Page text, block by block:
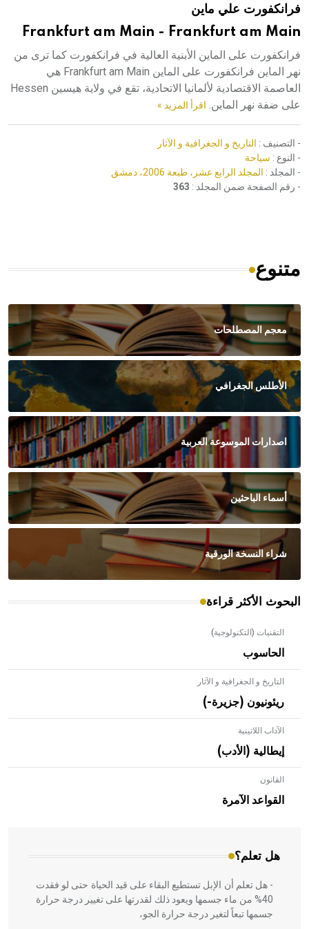
هيئة الموسوعة العربية تطلق موسوعات جديدة في عام 2026
فرانكفورت علي ماين
Frankfurt am Main - Frankfurt am Main
فرانكفورت على الماين الأبنية العالية في فرانكفورت كما ترى من
نهر الماين فرانكفورت على الماين Frankfurt am Main هي
العاصمة الاقتصادية لألمانيا الاتحادية، تقع في ولاية هيسين Hessen
على ضفة نهر الماين. اقرأ المزيد »
- التصنيف : التاريخ و الجغرافية و الآثار
- النوع : سياحة
- المجلد : المجلد الرابع عشر، طبعة 2006، دمشق
- رقم الصفحة ضمن المجلد : 363
متنوع
معجم المصطلحات
الأطلس الجغرافي
اصدارات الموسوعة العربية
أسماء الباحثين
شراء النسخة الورقية
البحوث الأكثر قراءة
التقنيات (التكنولوجية)
الحاسوب
التاريخ و الجغرافية و الآثار
ريئونيون (جزيرة-)
الآداب اللاتينية
إيطالية (الأدب)
القانون
القواعد الآمرة
هل تعلم؟
- هل تعلم أن الأبلق نوع من الفنون الهندسية التي ارتبطت
بالعمارة الإسلامية في بلاد الشام ومصر خاصة، حيث يحرص
المعمار على بناء مداميكه وخاصة في الواجهات
- هل تعلم أن الإبل تستطيع البقاء على قيد الحياة حتى لو فقدت
40% من ماء جسمها ويعود ذلك لقدرتها على تغيير درجة حرارة
جسمها تبعاً لتغير درجة حرارة الجو،